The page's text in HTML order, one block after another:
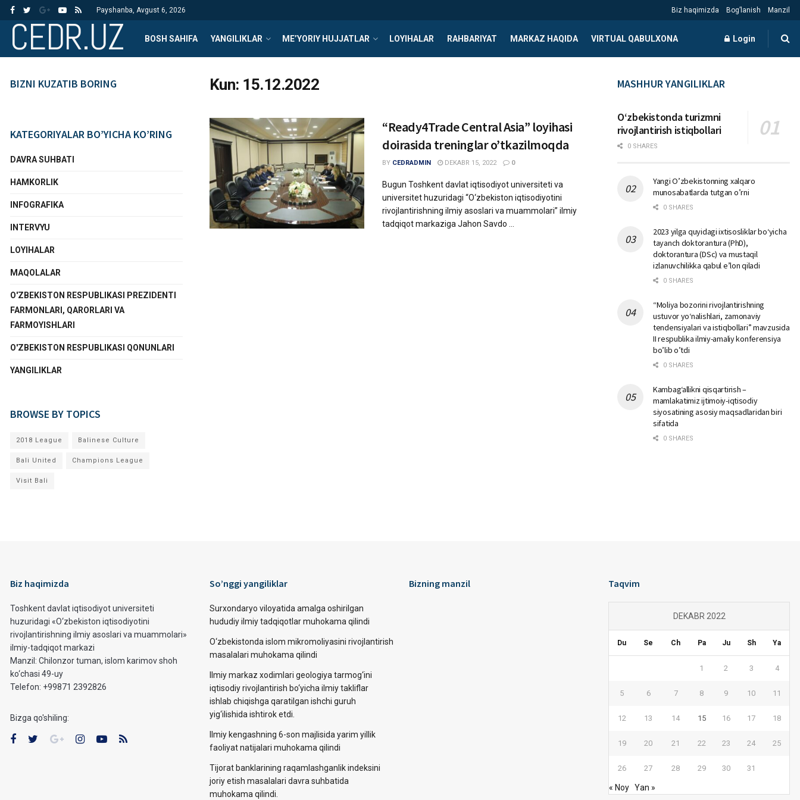
Payshanba, Avgust 6, 2026 Biz haqimizda Bog’lanish Manzil
CEDR.UZ BOSH SAHIFA YANGILIKLAR ME’YORIY HUJJATLAR LOYIHALAR RAHBARIYAT MARKAZ HAQIDA VIRTUAL QABULXONA Login
Kun: 15.12.2022
“Ready4Trade Central Asia” loyihasi
doirasida treninglar o’tkazilmoqda
BY CEDRADMIN DEKABR 15, 2022 0
Bugun Toshkent davlat iqtisodiyot universiteti va
universitet huzuridagi “O‘zbekiston iqtisodiyotini
rivojlantirishning ilmiy asoslari va muammolari” ilmiy
tadqiqot markaziga Jahon Savdo ...
BIZNI KUZATIB BORING
KATEGORIYALAR BO’YICHA KO’RING
DAVRA SUHBATI
HAMKORLIK
INFOGRAFIKA
INTERVYU
LOYIHALAR
MAQOLALAR
O'ZBEKISTON RESPUBLIKASI PREZIDENTI
FARMONLARI, QARORLARI VA
FARMOYISHLARI
O'ZBEKISTON RESPUBLIKASI QONUNLARI
YANGILIKLAR
BROWSE BY TOPICS
2018 League Balinese Culture
Bali United Champions League
Visit Bali
MASHHUR YANGILIKLAR
Oʻzbekistonda turizmni
rivojlantirish istiqbollari
0 SHARES
Yangi O’zbekistonning xalqaro
munosabatlarda tutgan o’rni
0 SHARES
2023 yilga quyidagi ixtisosliklar bо‘yicha
tayanch doktorantura (PhD),
doktorantura (DSc) va mustaqil
izlanuvchilikka qabul e’lon qiladi
0 SHARES
“Moliya bozorini rivojlantirishning
ustuvor yo‘nalishlari, zamonaviy
tendensiyalari va istiqbollari” mavzusida
II respublika ilmiy-amaliy konferensiya
bo’lib o’tdi
0 SHARES
Kambag‘allikni qisqartirish –
mamlakatimiz ijtimoiy-iqtisodiy
siyosatining asosiy maqsadlaridan biri
sifatida
0 SHARES
Biz haqimizda
Toshkent davlat iqtisodiyot universiteti
huzuridagi «O‘zbekiston iqtisodiyotini
rivojlantirishning ilmiy asoslari va muammolari»
ilmiy-tadqiqot markazi
Manzil: Chilonzor tuman, islom karimov shoh
ko‘chasi 49-uy
Telefon: +99871 2392826
Bizga qo'shiling:
So’nggi yangiliklar
Surxondaryo viloyatida amalga oshirilgan
hududiy ilmiy tadqiqotlar muhokama qilindi
O‘zbekistonda islom mikromoliyasini rivojlantirish
masalalari muhokama qilindi
Ilmiy markaz xodimlari geologiya tarmog‘ini
iqtisodiy rivojlantirish bo‘yicha ilmiy takliflar
ishlab chiqishga qaratilgan ishchi guruh
yig‘ilishida ishtirok etdi.
Ilmiy kengashning 6-son majlisida yarim yillik
faoliyat natijalari muhokama qilindi
Tijorat banklarining raqamlashganlik indeksini
joriy etish masalalari davra suhbatida
muhokama qilindi.
Bizning manzil Taqvim
DEKABR 2022
Du Se Ch Pa Ju Sh Ya
1 2 3 4
5 6 7 8 9 10 11
12 13 14 15 16 17 18
19 20 21 22 23 24 25
26 27 28 29 30 31
« Noy Yan »